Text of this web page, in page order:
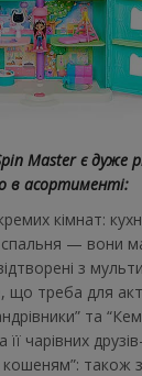
Master є дуже
в асортименті:
кімнат:
спальня — вони
з
що треба для
та
її чарівних
кошеням”: також